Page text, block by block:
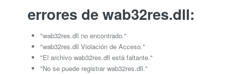
errores de wab32res.dll:
"wab32res.dll no encontrado."
"wab32res.dll Violación de Acceso."
"El archivo wab32res.dll está faltante."
"No se puede registrar wab32res.dll."